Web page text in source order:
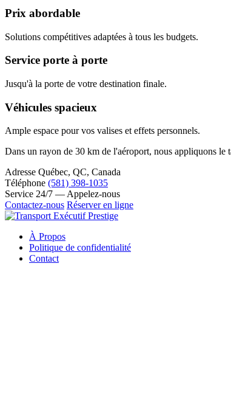
Prix abordable
Solutions compétitives adaptées à tous les budgets.
Service porte à porte
Jusqu'à la porte de votre destination finale.
Véhicules spacieux
Ample espace pour vos valises et effets personnels.
Dans un rayon de 30 km de l'aéroport, nous appliquons
Adresse Québec, QC, Canada
Téléphone (581) 398-1035
Service 24/7 — Appelez-nous
Contactez-nous Réserver en ligne
À Propos
Politique de confidentialité
Contact